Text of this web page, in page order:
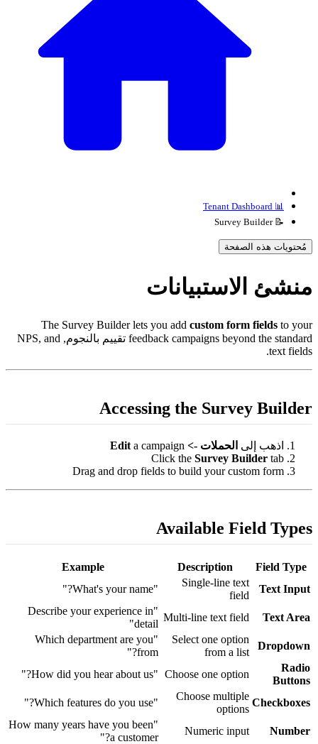
📊 Tenant Dashboard
📝 Survey Builder
مُحتويات هذه الصفحة
الاستبيانات
The Survey Builder lets you addcustom form fieldsto
feedback campaigns beyond the standard تقييم بالنجوم, NPS, and
text
Accessing the Survey
اذهب إلى الحملات -> Edita campaign
Click theSurvey Buildertab
Drag and drop fields to build your custom form
Available Field
Field Type
Description
Example
Text Input
Single-line text
field
Text Area
Multi-line text field
"Describe your experience in
detail"
Dropdown
Select one option
from a list
"Which department are you
from?"
Radio
Buttons
Choose one option
"How did you hear about us?"
Checkboxes
Choose multiple
options
Number
Numeric input
"How many years have you been
a customer?"